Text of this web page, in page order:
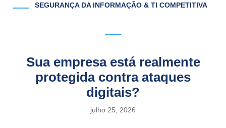
SEGURANÇA DA INFORMAÇÃO & TI COMPETITIVA
Sua empresa está realmente
protegida contra ataques
digitais?
julho 25, 2026